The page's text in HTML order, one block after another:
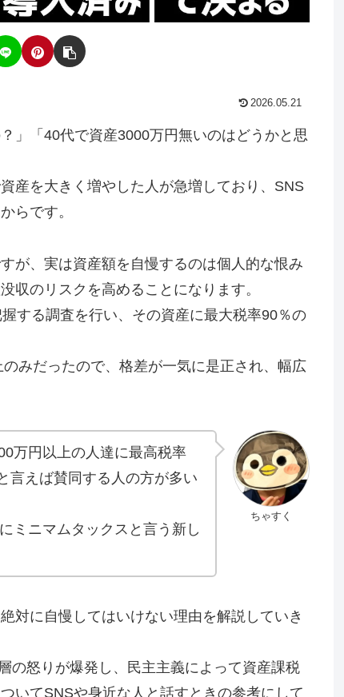
2026.05.21
」「40代で資産3000万円無いのはどうかと思
産を大きく増やした人が急増しており、SNS
らです。
が、実は資産額を自慢するのは個人的な恨み
収のリスクを高めることになります。
する調査を行い、その資産に最大税率90％の
みだったので、格差が一気に是正され、幅広
ちゃすく
万円以上の人達に最高税率
言えば賛同する人の方が多い
ミニマムタックスと言う新し
対に自慢してはいけない理由を解説していき
の怒りが爆発し、民主主義によって資産課税
いてSNSや身近な人と話すときの参考にして